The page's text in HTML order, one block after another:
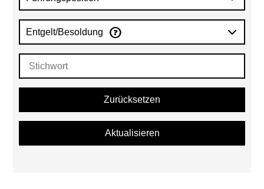
Entgelt/Besoldung
Zurücksetzen
Aktualisieren